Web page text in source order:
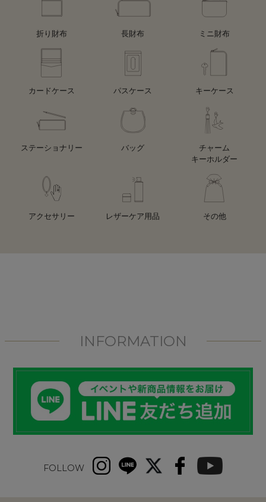
折り財布 長財布 ミニ財布
カードケース パスケース キーケース
ステーショナリー バッグ
チャーム
キーホルダー
アクセサリー レザーケア用品 その他
INFORMATION
FOLLOW